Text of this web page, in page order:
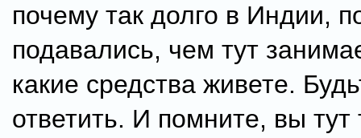
почему так долго в Индии,
подавались, чем тут
какие средства живете.
ответить. И помните, вы тут